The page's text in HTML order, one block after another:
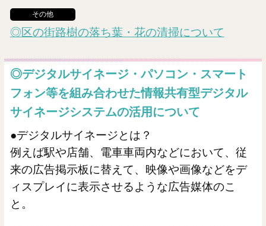
その他
◎区の街路樹の落ち葉・花の清掃について
◎デジタルサイネージ・パソコン・スマート
フォン等を組み合わせた情報共有型デジタル
サイネージシステムの活用について
●デジタルサイネージとは？
例えば駅や店舗、電車車両内などにおいて、従
来の広告掲示板に替えて、映像や画像などをデ
ィスプレイに表示させるような広告媒体のこ
と。